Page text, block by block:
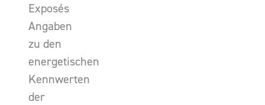
Exposés
Angaben
zu den
energetischen
Kennwerten
der